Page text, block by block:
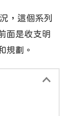
，這個系列
面是收支明
規劃。